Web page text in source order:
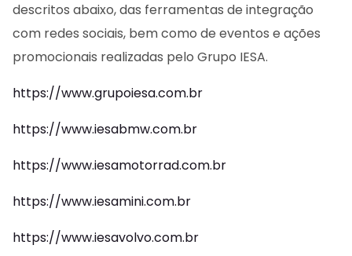
descritos abaixo, das ferramentas de integração
com redes sociais, bem como de eventos e ações
promocionais realizadas pelo Grupo IESA.
https://www.grupoiesa.com.br
https://www.iesabmw.com.br
https://www.iesamotorrad.com.br
https://www.iesamini.com.br
https://www.iesavolvo.com.br